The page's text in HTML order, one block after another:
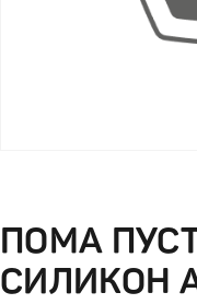
ПОМА
СИЛИКОН